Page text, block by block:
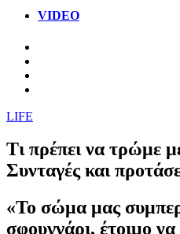
VIDEO
LIFE
Τι πρέπει να τρώμε
Συνταγές και
«Το σώμα μας
σφουγγάρι, έτοιμο